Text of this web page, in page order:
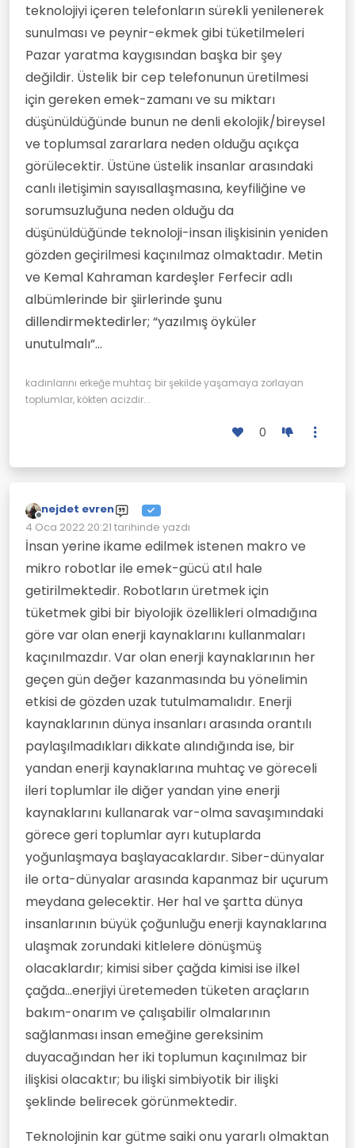
teknolojiyi içeren telefonların sürekli yenilenerek
sunulması ve peynir-ekmek gibi tüketilmeleri
Pazar yaratma kaygısından başka bir şey
değildir. Üstelik bir cep telefonunun üretilmesi
için gereken emek-zamanı ve su miktarı
düşünüldüğünde bunun ne denli ekolojik/bireysel
ve toplumsal zararlara neden olduğu açıkça
görülecektir. Üstüne üstelik insanlar arasındaki
canlı iletişimin sayısallaşmasına, keyfiliğine ve
sorumsuzluğuna neden olduğu da
düşünüldüğünde teknoloji-insan ilişkisinin yeniden
gözden geçirilmesi kaçınılmaz olmaktadır. Metin
ve Kemal Kahraman kardeşler Ferfecir adlı
albümlerinde bir şiirlerinde şunu
dillendirmektedirler; “yazılmış öyküler
unutulmalı”...
kadınlarını erkeğe muhtaç bir şekilde yaşamaya zorlayan
toplumlar, kökten acizdir...
0
Çevrimdışı
nejdet evren
4 Oca 2022 20:21 tarihinde yazdı
Son düzenleyen:
İnsan yerine ikame edilmek istenen makro ve
mikro robotlar ile emek-gücü atıl hale
getirilmektedir. Robotların üretmek için
tüketmek gibi bir biyolojik özellikleri olmadığına
göre var olan enerji kaynaklarını kullanmaları
kaçınılmazdır. Var olan enerji kaynaklarının her
geçen gün değer kazanmasında bu yönelimin
etkisi de gözden uzak tutulmamalıdır. Enerji
kaynaklarının dünya insanları arasında orantılı
paylaşılmadıkları dikkate alındığında ise, bir
yandan enerji kaynaklarına muhtaç ve göreceli
ileri toplumlar ile diğer yandan yine enerji
kaynaklarını kullanarak var-olma savaşımındaki
görece geri toplumlar ayrı kutuplarda
yoğunlaşmaya başlayacaklardır. Siber-dünyalar
ile orta-dünyalar arasında kapanmaz bir uçurum
meydana gelecektir. Her hal ve şartta dünya
insanlarının büyük çoğunluğu enerji kaynaklarına
ulaşmak zorundaki kitlelere dönüşmüş
olacaklardır; kimisi siber çağda kimisi ise ilkel
çağda...enerjiyi üretemeden tüketen araçların
bakım-onarım ve çalışabilir olmalarının
sağlanması insan emeğine gereksinim
duyacağından her iki toplumun kaçınılmaz bir
ilişkisi olacaktır; bu ilişki simbiyotik bir ilişki
şeklinde belirecek görünmektedir.
Teknolojinin kar gütme saiki onu yararlı olmaktan